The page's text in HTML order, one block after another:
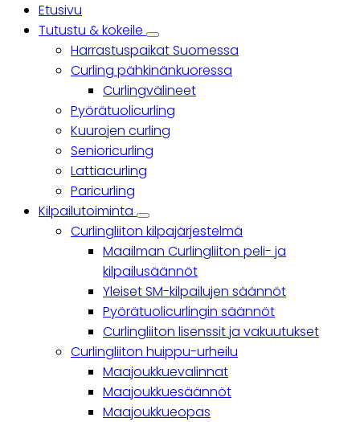
Päävalikko
Etusivu
Tutustu & kokeile
Tutustu
&
kokeile
sub-
navigation
Harrastuspaikat Suomessa
Curling pähkinänkuoressa
Curlingvälineet
Pyörätuolicurling
Kuurojen curling
Senioricurling
Lattiacurling
Paricurling
Kilpailutoiminta
Kilpailutoiminta
sub-
navigation
Curlingliiton kilpajärjestelmä
Maailman Curlingliiton peli- ja
kilpailusäännöt
Yleiset SM-kilpailujen säännöt
Pyörätuolicurlingin säännöt
Curlingliiton lisenssit ja vakuutukset
Curlingliiton huippu-urheilu
Maajoukkuevalinnat
Maajoukkuesäännöt
Maajoukkueopas